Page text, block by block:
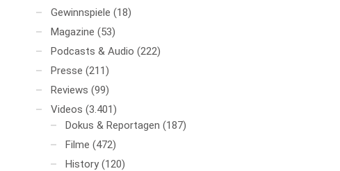
Gewinnspiele (18)
Magazine (53)
Podcasts & Audio (222)
Presse (211)
Reviews (99)
Videos (3.401)
Dokus & Reportagen (187)
Filme (472)
History (120)